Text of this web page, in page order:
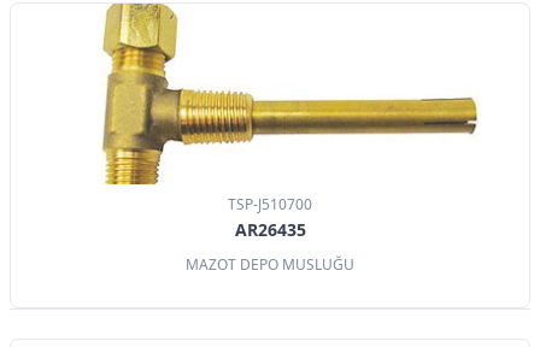
TSP-J510700
AR26435
MAZOT DEPO MUSLUĞU